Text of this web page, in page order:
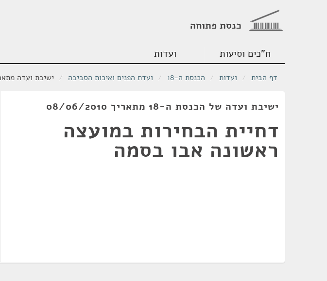
כנסת פתוחה
ח"כים וסיעות ועדות
דף הבית / ועדות / הכנסת ה-18 / ועדת הפנים ואיכות הסביבה / ישיבת ועדה מתאריך 08/
ישיבת ועדה של הכנסת ה-18 מתאריך 08/06/2010
דחיית הבחירות במועצה
ראשונה אבו בסמה